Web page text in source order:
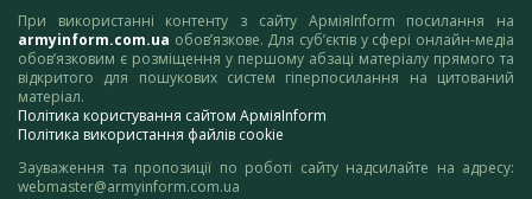
При використанні контенту з сайту АрміяInform посилання на
armyinform.com.ua обов’язкове. Для суб’єктів у сфері онлайн-медіа
обов’язковим є розміщення у першому абзаці матеріалу прямого та
відкритого для пошукових систем гіперпосилання на цитований
матеріал.
Політика користування сайтом АрміяInform
Політика використання файлів cookie
Зауваження та пропозиції по роботі сайту надсилайте на адресу:
webmaster@armyinform.com.ua